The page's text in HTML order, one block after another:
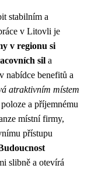
stabilním a
v Litovli je
v regionu si
sil a
nabídce benefitů a
atraktivním místem
a příjemnému
místní firmy,
přístupu
slibně a otevírá